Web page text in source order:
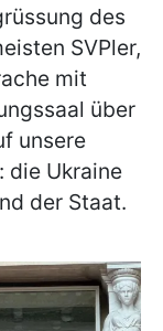
des
SVPler,
mit
über
unsere
die Ukraine
der Staat.